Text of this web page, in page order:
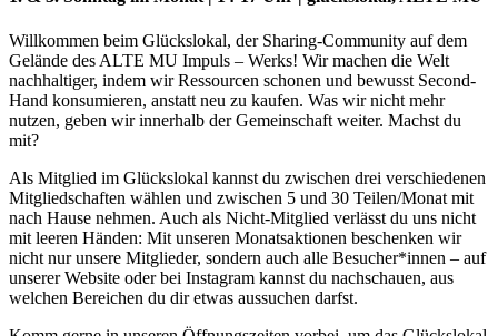
Willkommen beim Glückslokal, der Sharing-Community auf dem
Gelände des ALTE MU Impuls – Werks! Wir machen die Welt
nachhaltiger, indem wir Ressourcen schonen und bewusst Second-
Hand konsumieren, anstatt neu zu kaufen. Was wir nicht mehr
nutzen, geben wir innerhalb der Gemeinschaft weiter. Machst du
mit?
Als Mitglied im Glückslokal kannst du zwischen drei verschiedenen
Mitgliedschaften wählen und zwischen 5 und 30 Teilen/Monat mit
nach Hause nehmen. Auch als Nicht-Mitglied verlässt du uns nicht
mit leeren Händen: Mit unseren Monatsaktionen beschenken wir
nicht nur unsere Mitglieder, sondern auch alle Besucher*innen – auf
unserer Website oder bei Instagram kannst du nachschauen, aus
welchen Bereichen du dir etwas aussuchen darfst.